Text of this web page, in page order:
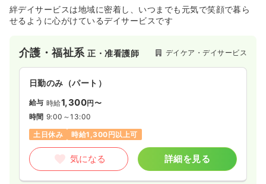
絆デイサービスは地域に密着し、いつまでも元気で笑顔で暮ら
せるように心がけているデイサービスです
介護・福祉系正・准看護師 デイケア・デイサービス
日勤のみ（パート）
給与 時給1,300円〜
時間 9:00～13:00
土日休み
時給1,300円以上可
気になる 詳細を見る